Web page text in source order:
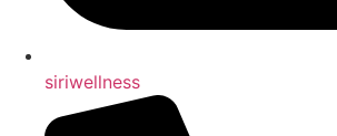
siriwellness